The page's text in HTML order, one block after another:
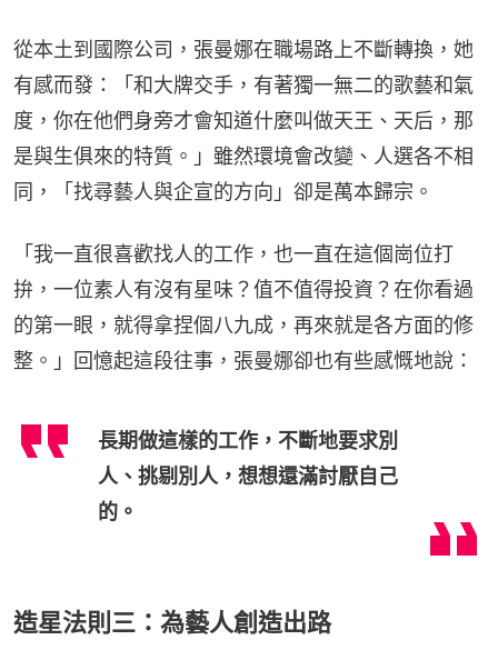
從本土到國際公司，張曼娜在職場路上不斷轉換，她
有感而發：「和大牌交手，有著獨一無二的歌藝和氣
度，你在他們身旁才會知道什麼叫做天王、天后，那
是與生俱來的特質。」雖然環境會改變、人選各不相
同，「找尋藝人與企宣的方向」卻是萬本歸宗。
「我一直很喜歡找人的工作，也一直在這個崗位打
拚，一位素人有沒有星味？值不值得投資？在你看過
的第一眼，就得拿捏個八九成，再來就是各方面的修
整。」回憶起這段往事，張曼娜卻也有些感慨地說：
長期做這樣的工作，不斷地要求別
人、挑剔別人，想想還滿討厭自己
的。
造星法則三：為藝人創造出路